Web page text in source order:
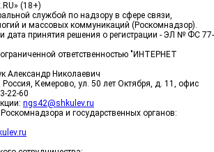
(18+)
службой по надзору в сфере связи,
и массовых коммуникаций (Роскомнадзор).
дата принятия решения о регистрации - ЭЛ № ФС 77-
ответственностью "ИНТЕРНЕТ
Александр Николаевич
Кемерово, ул. 50 лет Октября, д. 11, офис
22-60
ngs42@shkulev.ru
и государственных органов: